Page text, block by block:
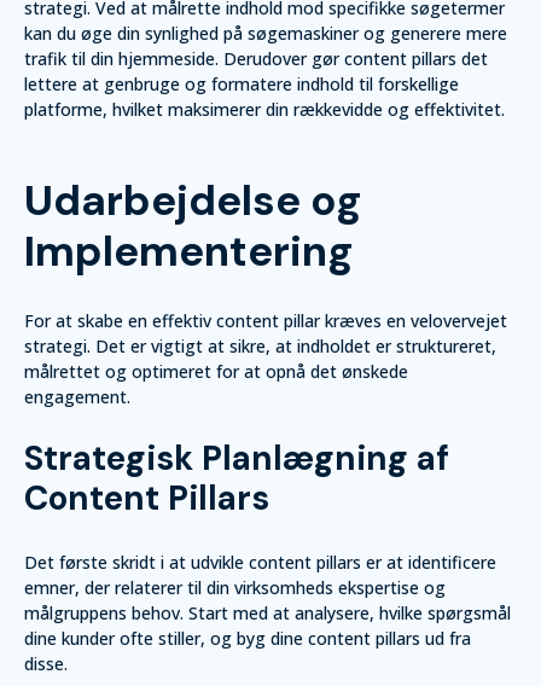
strategi. Ved at målrette indhold mod specifikke søgetermer
kan du øge din synlighed på søgemaskiner og generere mere
trafik til din hjemmeside. Derudover gør content pillars det
lettere at genbruge og formatere indhold til forskellige
platforme, hvilket maksimerer din rækkevidde og effektivitet.
Udarbejdelse og
Implementering
For at skabe en effektiv content pillar kræves en velovervejet
strategi. Det er vigtigt at sikre, at indholdet er struktureret,
målrettet og optimeret for at opnå det ønskede
engagement.
Strategisk Planlægning af
Content Pillars
Det første skridt i at udvikle content pillars er at identificere
emner, der relaterer til din virksomheds ekspertise og
målgruppens behov. Start med at analysere, hvilke spørgsmål
dine kunder ofte stiller, og byg dine content pillars ud fra
disse.